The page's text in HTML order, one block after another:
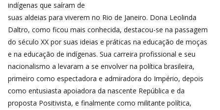
indígenas que saíram de
suas aldeias para viverem no Rio de Janeiro. Dona Leolinda
Daltro, como ficou mais conhecida, destacou-se na passagem
do século XX por suas ideias e práticas na educação de moças
e na educação de indígenas. Sua carreira profissional e seu
nacionalismo a levaram a se envolver na política brasileira,
primeiro como espectadora e admiradora do Império, depois
como entusiasta apoiadora da nascente República e da
proposta Positivista, e finalmente como militante política,